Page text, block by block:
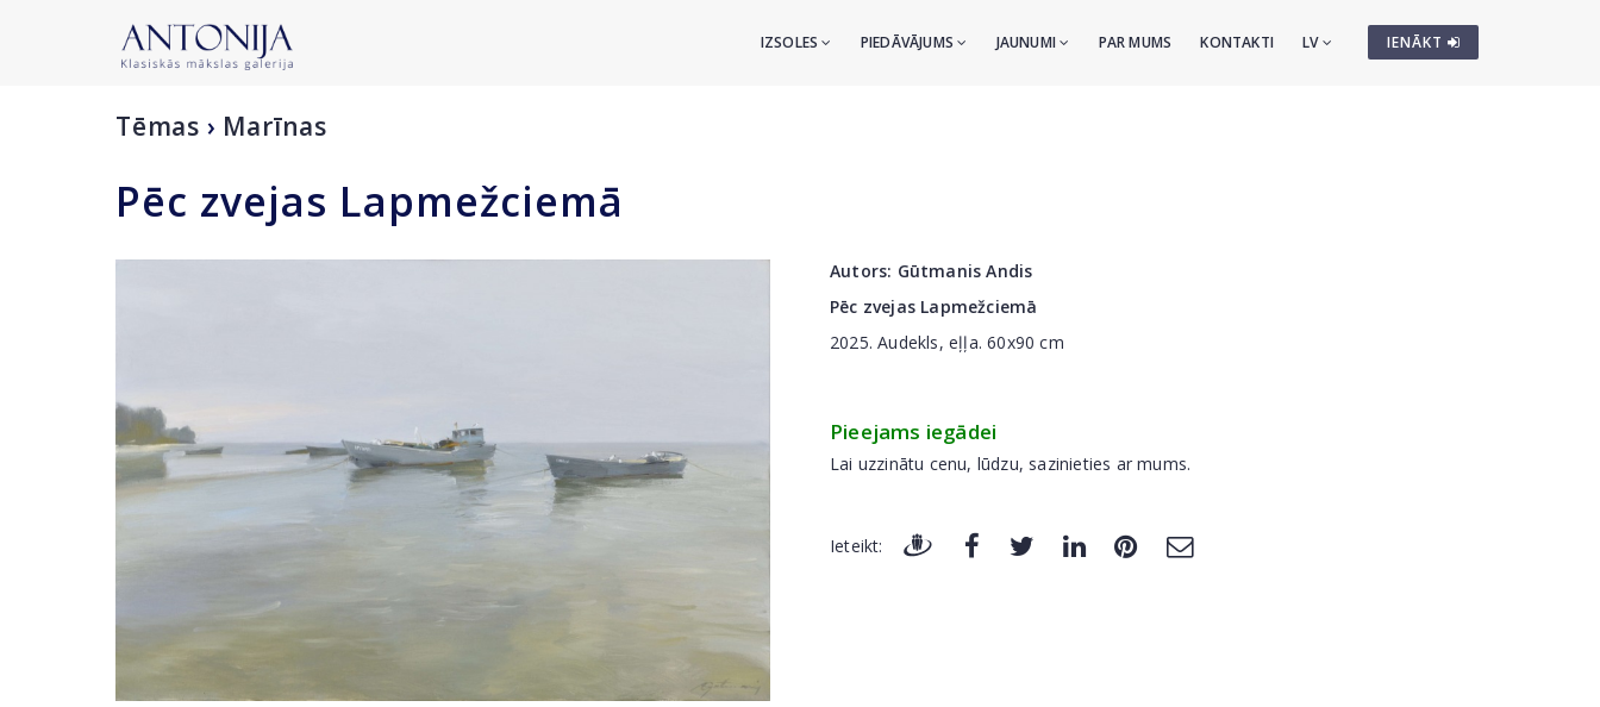
IENĀKT
IZSOLES PIEDĀVĀJUMS JAUNUMI PAR MUMS KONTAKTI LV
Tēmas › Marīnas
Pēc zvejas Lapmežciemā
Autors: Gūtmanis Andis
Pēc zvejas Lapmežciemā
2025. Audekls, eļļa. 60x90 cm
Pieejams iegādei
Lai uzzinātu cenu, lūdzu, sazinieties ar mums.
Ieteikt: